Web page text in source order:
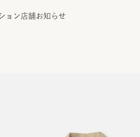
ョン 店舗お知らせ